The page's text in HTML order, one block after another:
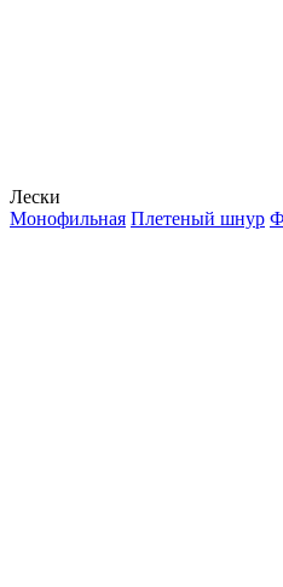
Лески
Монофильная Плетеный шнур